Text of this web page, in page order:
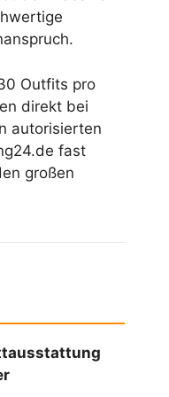
Outfits pro
direkt bei
autorisierten
fast
großen